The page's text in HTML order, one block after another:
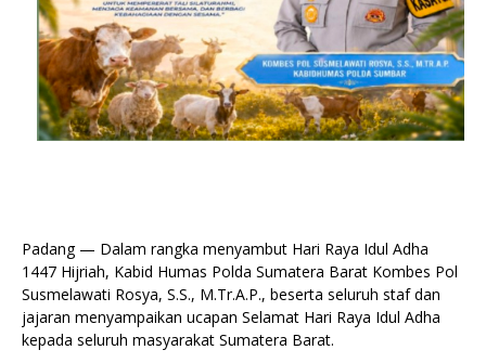
Padang — Dalam rangka menyambut Hari Raya Idul Adha
1447 Hijriah, Kabid Humas Polda Sumatera Barat Kombes Pol
Susmelawati Rosya, S.S., M.Tr.A.P., beserta seluruh staf dan
jajaran menyampaikan ucapan Selamat Hari Raya Idul Adha
kepada seluruh masyarakat Sumatera Barat.